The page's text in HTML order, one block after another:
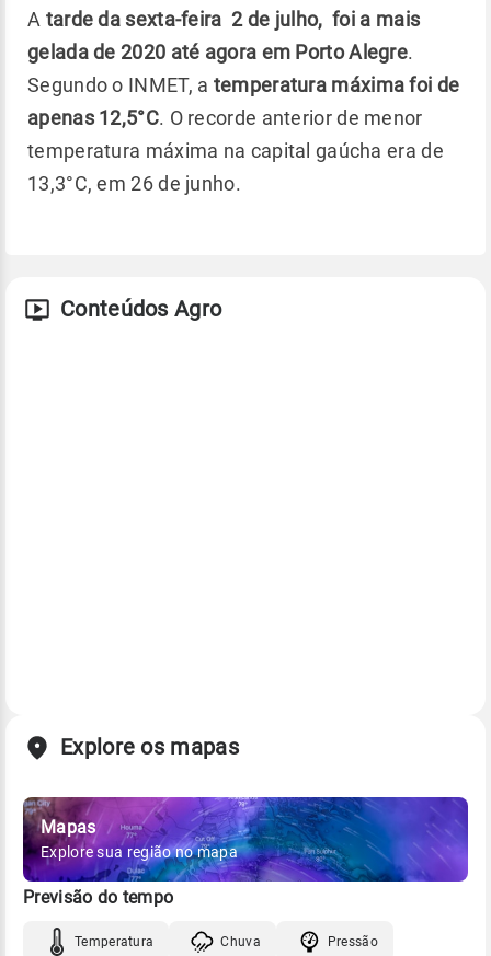
A tarde da sexta-feira 2 de julho, foi a mais
gelada de 2020 até agora em Porto Alegre.
Segundo o INMET, a temperatura máxima foi de
apenas 12,5°C. O recorde anterior de menor
temperatura máxima na capital gaúcha era de
13,3°C, em 26 de junho.
Conteúdos Agro
Explore os mapas
Mapas
Explore sua região no mapa
Previsão do tempo
Temperatura Chuva Pressão